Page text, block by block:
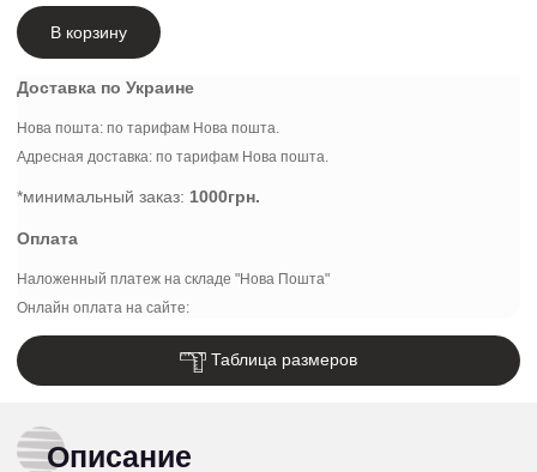
В корзину
Доставка по Украине
Нова пошта: по тарифам Нова пошта.
Адресная доставка: по тарифам Нова пошта.
*минимальный заказ: 1000грн.
Оплата
Наложенный платеж на складе "Нова Пошта"
Онлайн оплата на сайте:
Таблица размеров
Описание